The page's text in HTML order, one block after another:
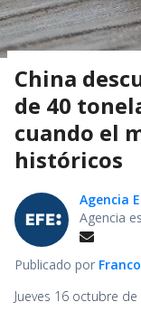
China
de 40
cuando el
históricos
Agencia
Agencia
Publicado por
Jueves 16 octubre